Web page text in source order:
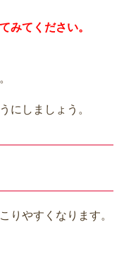
みてください。
にしましょう。
りやすくなります。